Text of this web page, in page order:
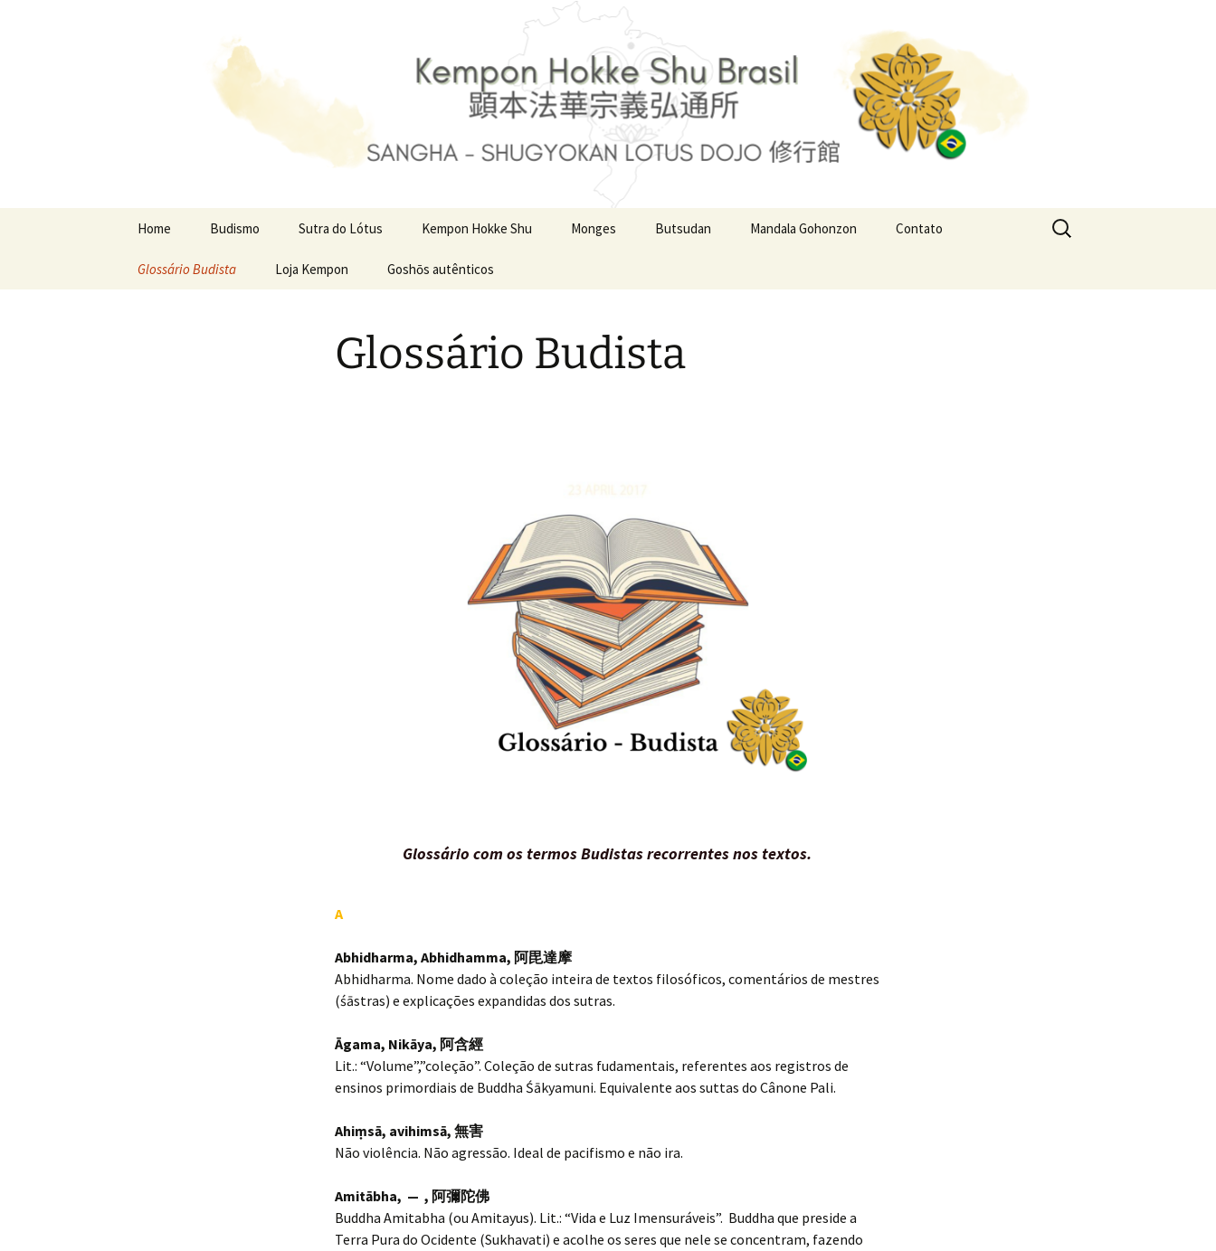
Home Budismo Sutra do Lótus Kempon Hokke Shu
Nichiren Shonin
Monges Butsudan Mandala Gohonzon Contato
Glossário Budista Loja Kempon Goshōs autênticos
Pesquisar
por:
Glossário Budista
Glossário com os termos Budistas recorrentes nos textos.
A
Abhidharma, Abhidhamma, 阿毘達摩
Abhidharma. Nome dado à coleção inteira de textos filosóficos, comentários de mestres
(śāstras) e explicações expandidas dos sutras.
Āgama, Nikāya, 阿含經
Lit.: “Volume”,”coleção”. Coleção de sutras fudamentais, referentes aos registros de
ensinos primordiais de Buddha Śākyamuni. Equivalente aos suttas do Cânone Pali.
Ahiṃsā, avihimsā, 無害
Não violência. Não agressão. Ideal de pacifismo e não ira.
Amitābha, — , 阿彌陀佛
Buddha Amitabha (ou Amitayus). Lit.: “Vida e Luz Imensuráveis”. Buddha que preside a
Terra Pura do Ocidente (Sukhavati) e acolhe os seres que nele se concentram, fazendo